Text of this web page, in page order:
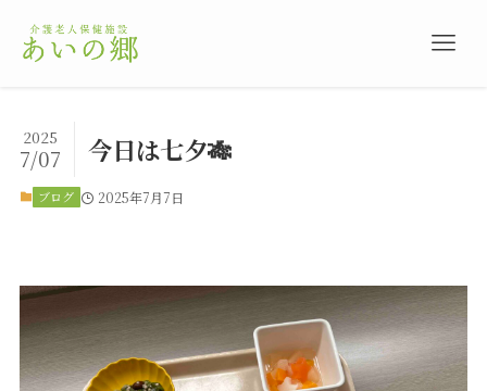
今日は七夕🎋
2025
7/07
ブログ 2025年7月7日